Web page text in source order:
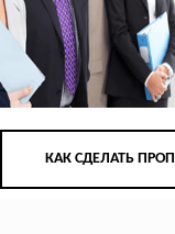
КАК СДЕЛАТЬ